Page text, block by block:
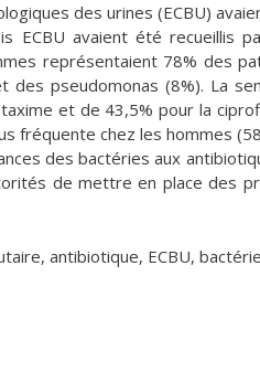
des urines (ECBU)
ECBU avaient été recueillis
représentaient 78% des
des pseudomonas (8%). La
et de 43,5% pour la
fréquente chez les hommes
des bactéries aux
de mettre en place des
antibiotique, ECBU,